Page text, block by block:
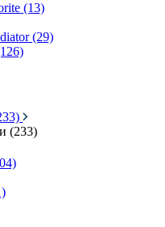
(13)
(29)
(233)